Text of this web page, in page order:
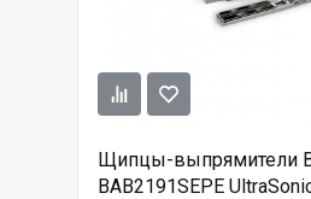
Щипцы-выпрямители
BAB2191SEPE